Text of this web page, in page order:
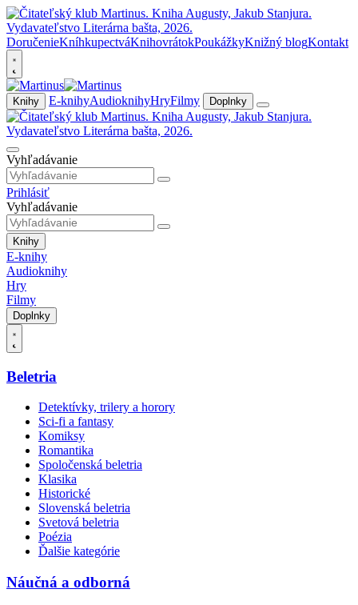
DoručenieKníhkupectváKnihovrátokPoukážkyKnižný blogKontakt
Knihy E-knihyAudioknihyHryFilmy Doplnky
Vyhľadávanie
Prihlásiť
Vyhľadávanie
Knihy
E-knihy
Audioknihy
Hry
Filmy
Doplnky
Beletria
Detektívky, trilery a horory
Sci-fi a fantasy
Komiksy
Romantika
Spoločenská beletria
Klasika
Historické
Slovenská beletria
Svetová beletria
Poézia
Ďalšie kategórie
Náučná a odborná